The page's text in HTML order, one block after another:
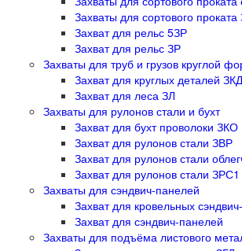
Захваты для сортового
Захват для рельс 5ЗР
Захват для рельс ЗР
Захваты для труб и грузов круглой
Захват для круглых деталей
Захват для леса ЗЛ
Захваты для рулонов стали и бухт
Захват для бухт проволоки ЗКО
Захват для рулонов стали ЗВР
Захват для рулонов стали
Захват для рулонов стали ЗРС1
Захваты для сэндвич-панелей
Захват для кровельных
Захват для сэндвич-панелей
Захваты для подъёма листового